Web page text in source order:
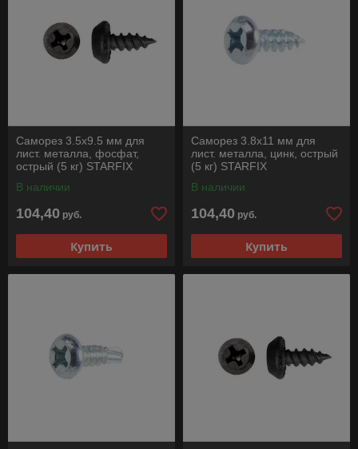
Саморез 3.5х9.5 мм для
лист. металла, фосфат,
острый (5 кг) STARFIX
В наличии
104,40 руб.
Купить
Саморез 3.8х11 мм для
лист. металла, цинк, острый
(5 кг) STARFIX
В наличии
104,40 руб.
Купить